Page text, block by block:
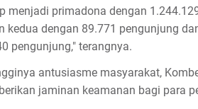
menjadi primadona dengan
kedua dengan 89.771 pengunjung
pengunjung," terangnya.
antusiasme masyarakat,
jaminan keamanan bagi para